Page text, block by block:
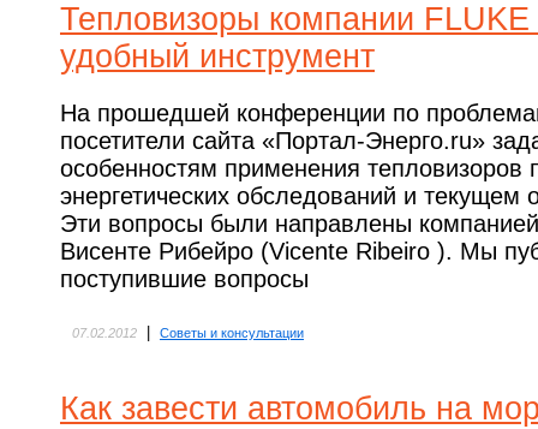
Тепловизоры компании
удобный инструмент
На прошедшей конференции по
посетители сайта «Портал-Энерго.ru»
особенностям применения тепловизоров
энергетических обследований и текущем
Эти вопросы были направлены
Висенте Рибейро (Vicente Ribeiro ). Мы
поступившие вопросы
07.02.2012 Советы и консультации
Как завести автомобиль на